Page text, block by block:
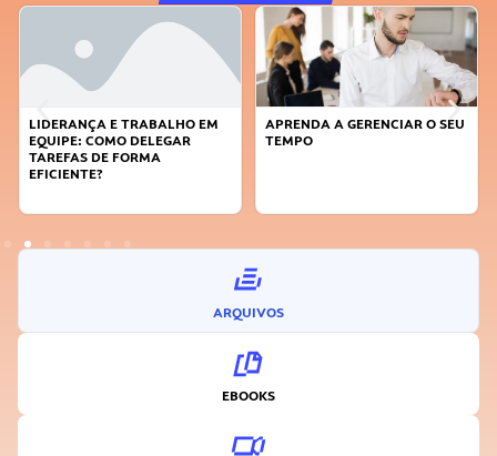
LIDERANÇA E TRABALHO EM
EQUIPE: COMO DELEGAR
TAREFAS DE FORMA
EFICIENTE?
APRENDA A GERENCIAR O SEU
TEMPO
ARQUIVOS
EBOOKS